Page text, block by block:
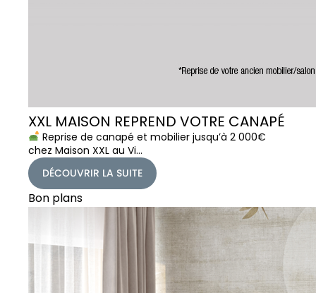
XXL MAISON REPREND VOTRE CANAPÉ
Reprise de canapé et mobilier jusqu’à 2 000€
chez Maison XXL au Vi…
DÉCOUVRIR LA SUITE
Bon plans